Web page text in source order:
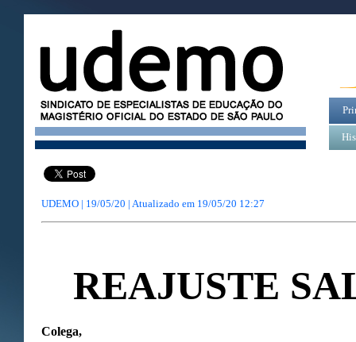
UDEMO | 19/05/20 | Atualizado em 19/05/20 12:27
REAJUSTE
Colega,